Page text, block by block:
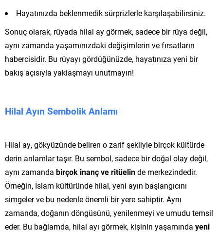
Hayatınızda beklenmedik sürprizlerle karşılaşabilirsiniz.
Sonuç olarak, rüyada hilal ay görmek, sadece bir rüya değil,
aynı zamanda yaşamınızdaki değişimlerin ve fırsatların
habercisidir. Bu rüyayı gördüğünüzde, hayatınıza yeni bir
bakış açısıyla yaklaşmayı unutmayın!
Hilal Ayın Sembolik Anlamı
Hilal ay, gökyüzünde beliren o zarif şekliyle birçok kültürde
derin anlamlar taşır. Bu sembol, sadece bir doğal olay değil,
aynı zamanda birçok inanç ve ritüelinde merkezindedir.
Örneğin, İslam kültüründe hilal, yeni ayın başlangıcını
simgeler ve bu nedenle önemli bir yere sahiptir. Aynı
zamanda, doğanın döngüsünü, yenilenmeyi ve umudu temsil
eder. Bu bağlamda, hilal ayı görmek, kişinin yaşamında yeni